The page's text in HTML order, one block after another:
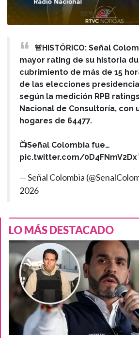
🚨HISTÓRICO: Señal
mayor rating de su historia
cubrimiento de más de 15
de las elecciones
según la medición RPB
Nacional de Consultoría, con
hogares de 64477.
📺Señal Colombia fue…
pic.twitter.com/0D4FNmV2Dx
— Señal Colombia
2026
LO MÁS DESTACADO